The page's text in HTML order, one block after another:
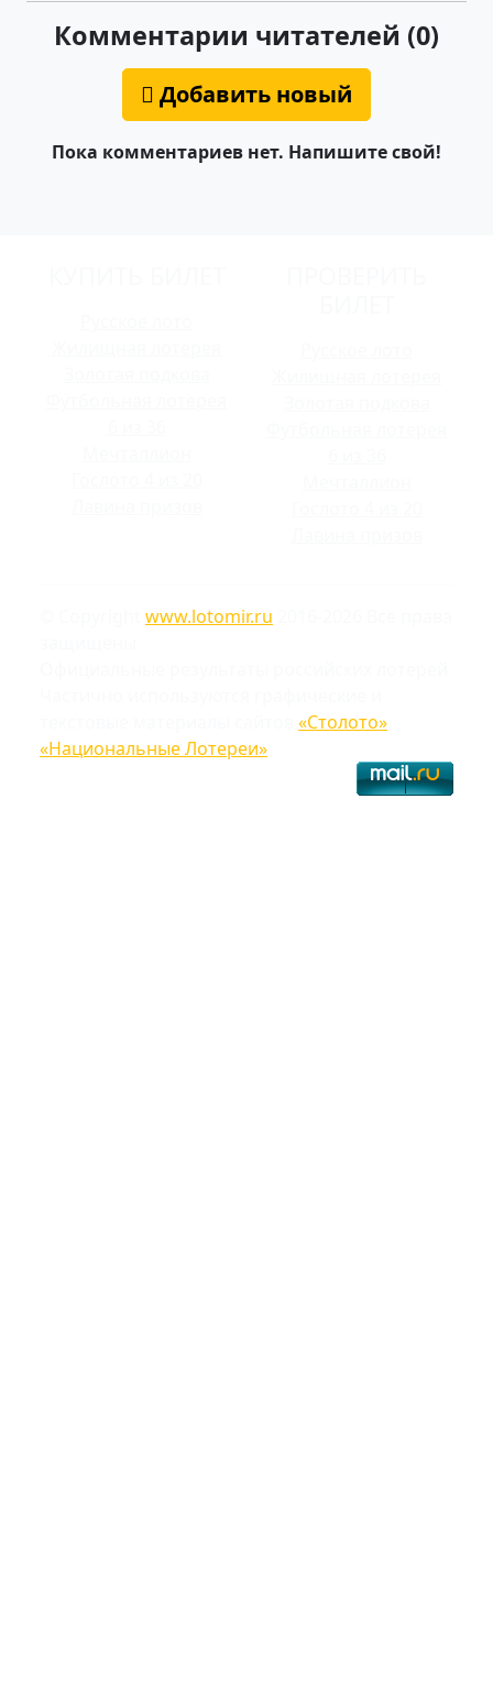
Комментарии читателей (0)
Добавить новый
Пока комментариев нет. Напишите свой!
www.lotomir.ru
«Столото»
«Национальные Лотереи»